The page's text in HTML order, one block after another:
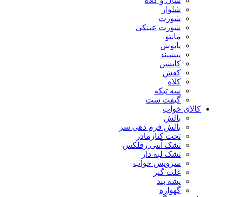
شلوار
شورت
شورت عینکی
مانتو
پاپوش
پیشبند
کاپشن
کفش
کلاه
سه تیکه
گیفت ست
کالای خواب
بالش
بالش فرم دهی سر
تخت کنارمادر
تشک آنتی رفلکس
تشک لبه دار
سرویس خواب
غلت گیر
پشه بند
گهواره